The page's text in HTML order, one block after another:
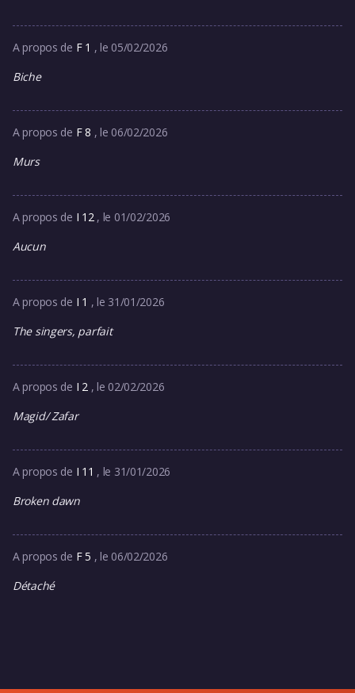
A propos de F 1 , le 05/02/2026
Biche
A propos de F 8 , le 06/02/2026
Murs
A propos de I 12 , le 01/02/2026
Aucun
A propos de I 1 , le 31/01/2026
The singers, parfait
A propos de I 2 , le 02/02/2026
Magid/ Zafar
A propos de I 11 , le 31/01/2026
Broken dawn
A propos de F 5 , le 06/02/2026
Détaché